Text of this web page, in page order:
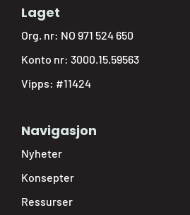
Laget
Org. nr: NO 971 524 650
Konto nr: 3000.15.59563
Vipps: #11424
Navigasjon
Nyheter
Konsepter
Ressurser